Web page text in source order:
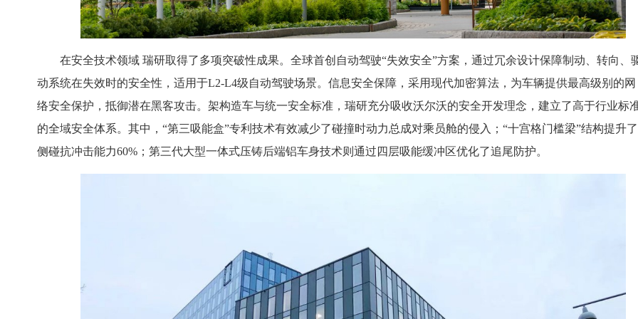
在安全技术领域 瑞研取得了多项突破性成果。全球首创自动驾驶“失效安全”方案，通过冗余设计保障制动、转向、
动系统在失效时的安全性，适用于L2-L4级自动驾驶场景。信息安全保障，采用现代加密算法，为车辆提供最高级别的网
络安全保护，抵御潜在黑客攻击。架构造车与统一安全标准，瑞研充分吸收沃尔沃的安全开发理念，建立了高于行业标
的全域安全体系。其中，“第三吸能盒”专利技术有效减少了碰撞时动力总成对乘员舱的侵入；“十宫格门槛梁”结构提升了
侧碰抗冲击能力60%；第三代大型一体式压铸后端铝车身技术则通过四层吸能缓冲区优化了追尾防护。